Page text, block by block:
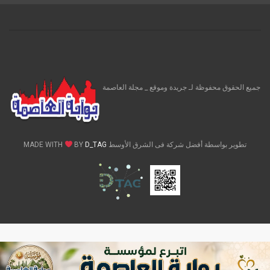
جميع الحقوق محفوظة لـ جريدة وموقع _ مجلة العاصمة
تطوير بواسطة أفضل شركة فى الشرق الأوسط MADE WITH BY D_TAG